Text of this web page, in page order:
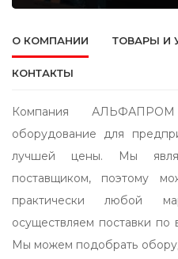
О КОМПАНИИ ТОВАРЫ И
КОНТАКТЫ
Компания АЛЬФАПРОМ
оборудование для
лучшей цены. Мы
поставщиком, поэтому
практически любой
осуществляем поставки
Мы можем подобрать